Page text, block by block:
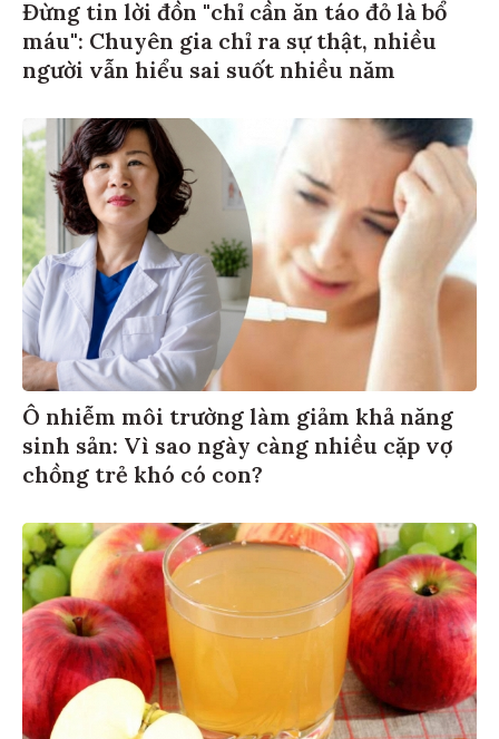
Đừng tin lời đồn "chỉ cần ăn táo đỏ là bổ
máu": Chuyên gia chỉ ra sự thật, nhiều
người vẫn hiểu sai suốt nhiều năm
Ô nhiễm môi trường làm giảm khả năng
sinh sản: Vì sao ngày càng nhiều cặp vợ
chồng trẻ khó có con?